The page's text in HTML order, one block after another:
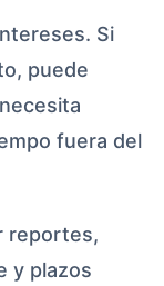
Si
puede
fuera del
reportes,
y plazos